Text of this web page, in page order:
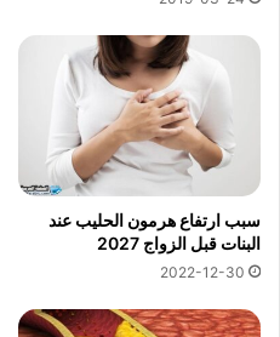
سبب ارتفاع هرمون الحليب عند
البنات قبل الزواج 2027
2022-12-30